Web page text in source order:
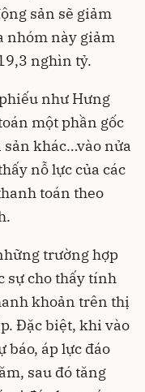
sản sẽ giảm
nhóm này giảm
nghìn tỷ.
như Hưng
một phần gốc
khác…vào nửa
nỗ lực của các
toán theo
trường hợp
sự cho thấy tính
khoản trên thị
Đặc biệt, khi vào
báo, áp lực đáo
sau đó tăng